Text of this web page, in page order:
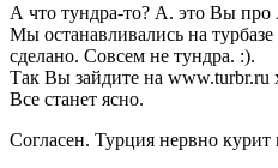
А что тундра-то? А. это Вы
Мы останавливались на
сделано. Совсем не тундра. :).
Так Вы зайдите на www.turbr.ru
Все станет ясно.
Согласен. Турция нервно курит